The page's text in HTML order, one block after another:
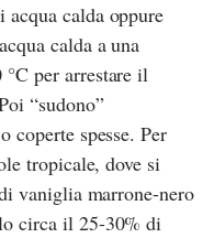
acqua calda oppure
calda a una
°C per arrestare il
“sudono”
coperte spesse. Per
tropicale, dove si
vaniglia marrone-nero
circa il 25-30% di